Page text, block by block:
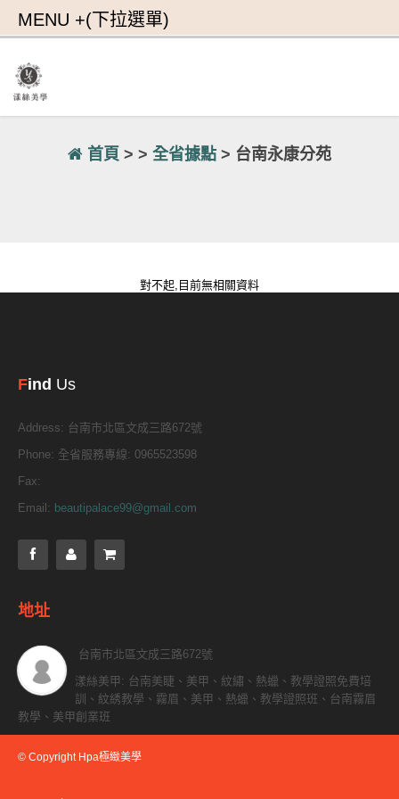
首頁 > > 全省據點 > 台南永康分苑
對不起,目前無相關資料
Find Us
Address: 台南市北區文成三路672號
Phone: 全省服務專線: 0965523598
Fax:
Email: beautipalace99@gmail.com
地址
台南市北區文成三路672號
漾絲美甲: 台南美睫、美甲、紋繡、熱蠟、教學證照免費培
訓、紋綉教學、霧眉、美甲、熱蠟、教學證照班、台南霧眉
教學、美甲創業班
© Copyright Hpa極緻美學